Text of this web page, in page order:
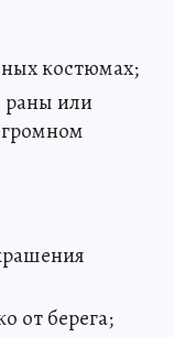
костюмах;
раны или
от берега;